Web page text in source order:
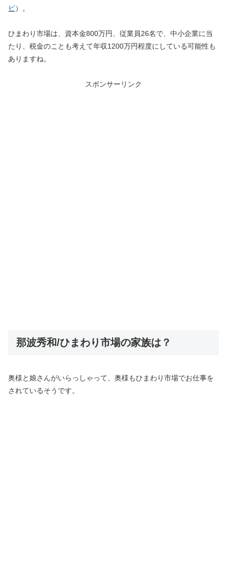
ビ）。
ひまわり市場は、資本金800万円、従業員26名で、中小企業に当
たり、税金のことも考えて年収1200万円程度にしている可能性も
ありますね。
スポンサーリンク
那波秀和/ひまわり市場の家族は？
奥様と娘さんがいらっしゃって、奥様もひまわり市場でお仕事を
されているそうです。